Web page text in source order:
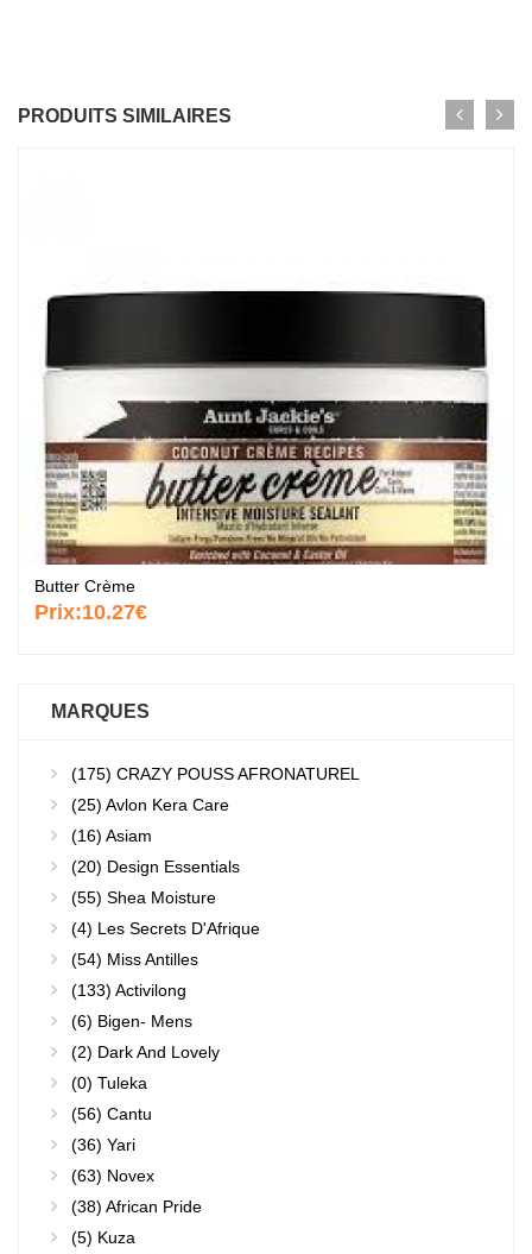
PRODUITS SIMILAIRES
Butter Crème
Prix:10.27€
MARQUES
(175) CRAZY POUSS AFRONATUREL
(25) Avlon Kera Care
(16) Asiam
(20) Design Essentials
(55) Shea Moisture
(4) Les Secrets D'Afrique
(54) Miss Antilles
(133) Activilong
(6) Bigen- Mens
(2) Dark And Lovely
(0) Tuleka
(56) Cantu
(36) Yari
(63) Novex
(38) African Pride
(5) Kuza